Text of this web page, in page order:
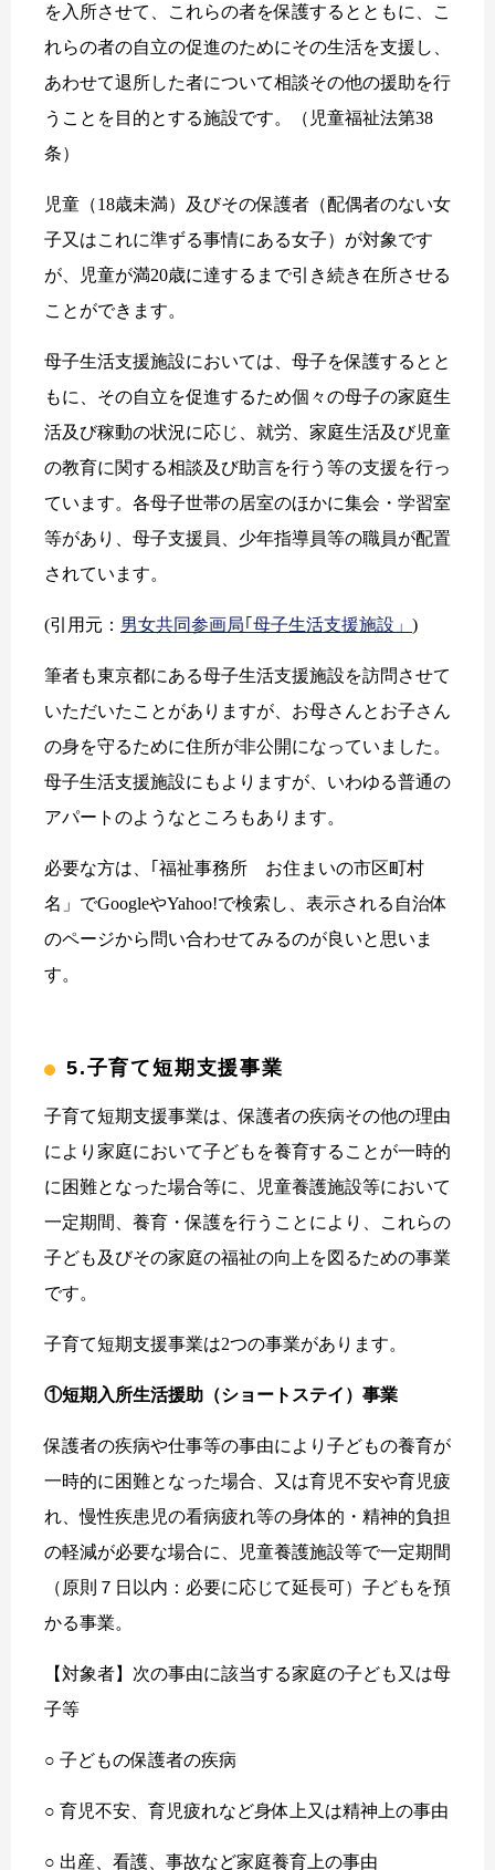
を入所させて、これらの者を保護するとともに、こ
れらの者の自立の促進のためにその生活を支援し、
あわせて退所した者について相談その他の援助を行
うことを目的とする施設です。（児童福祉法第38
条）
児童（18歳未満）及びその保護者（配偶者のない女
子又はこれに準ずる事情にある女子）が対象です
が、児童が満20歳に達するまで引き続き在所させる
ことができます。
母子生活支援施設においては、母子を保護するとと
もに、その自立を促進するため個々の母子の家庭生
活及び稼動の状況に応じ、就労、家庭生活及び児童
の教育に関する相談及び助言を行う等の支援を行っ
ています。各母子世帯の居室のほかに集会・学習室
等があり、母子支援員、少年指導員等の職員が配置
されています。
(引用元： 男女共同参画局｢母子生活支援施設」 )
筆者も東京都にある母子生活支援施設を訪問させて
いただいたことがありますが、お母さんとお子さん
の身を守るために住所が非公開になっていました。
母子生活支援施設にもよりますが、いわゆる普通の
アパートのようなところもあります。
必要な方は、｢福祉事務所 お住まいの市区町村
名」でGoogleやYahoo!で検索し、表示される自治体
のページから問い合わせてみるのが良いと思いま
す。
5.子育て短期支援事業
子育て短期支援事業は、保護者の疾病その他の理由
により家庭において子どもを養育することが一時的
に困難となった場合等に、児童養護施設等において
一定期間、養育・保護を行うことにより、これらの
子ども及びその家庭の福祉の向上を図るための事業
です。
子育て短期支援事業は2つの事業があります。
①短期入所生活援助（ショートステイ）事業
保護者の疾病や仕事等の事由により子どもの養育が
一時的に困難となった場合、又は育児不安や育児疲
れ、慢性疾患児の看病疲れ等の身体的・精神的負担
の軽減が必要な場合に、児童養護施設等で一定期間
（原則７日以内：必要に応じて延長可）子どもを預
かる事業。
【対象者】次の事由に該当する家庭の子ども又は母
子等
○ 子どもの保護者の疾病
○ 育児不安、育児疲れなど身体上又は精神上の事由
○ 出産、看護、事故など家庭養育上の事由